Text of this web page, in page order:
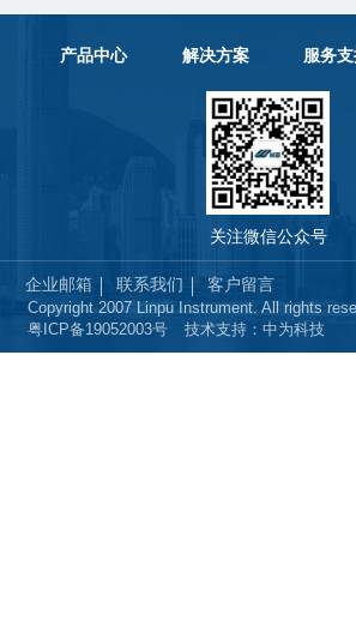
产品中心 解决方案 服务
关注微信公众号
企业邮箱 联系我们 客户留言
Copyright 2007 Linpu Instrument. All rights
粤ICP备19052003号
技术支持：中为科技